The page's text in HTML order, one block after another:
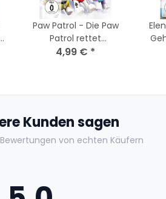
Paw Patrol - Die Paw
Patrol rettet
Weihnachten / DVD
4,99 € *
Kunden sagen
von echten Käufern